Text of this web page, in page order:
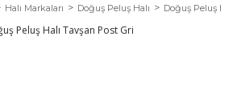
Halı Markaları Doğuş Peluş Halı Doğuş Peluş